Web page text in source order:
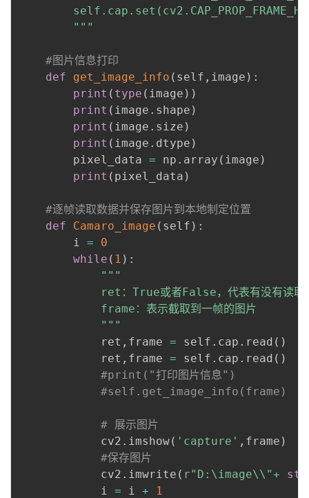
        """
#图片信息打印
def
get_image_info ( self , image ) :
print ( type ( image ) )
print ( image . shape )
print ( image . size )
print ( image . dtype )
        pixel_data
= np . array ( image )
print ( pixel_data )
#逐帧读取数据并保存图片到本地制定位置
def
Camaro_image ( self ) :
        i
=
0
while ( 1 ) :
"""
ret：True或者False，代表有没有读取
            frame：表示截取到一帧的图片
            """
            ret
, frame = self . cap . read ( )
            ret
, frame = self . cap . read ( )
#print("打印图片信息")
#self.get_image_info(frame)
# 展示图片
            cv2
. imshow( 'capture' , frame )
#保存图片
            cv2
. imwrite ( r"D:\image\\"+ str
            i
= i +
1